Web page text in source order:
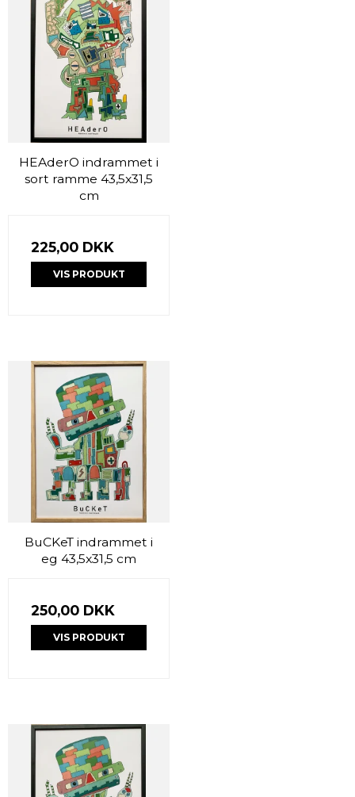
HEAderO indrammet i
sort ramme 43,5x31,5
cm
225,00 DKK
VIS PRODUKT
BuCKeT indrammet i
eg 43,5x31,5 cm
250,00 DKK
VIS PRODUKT